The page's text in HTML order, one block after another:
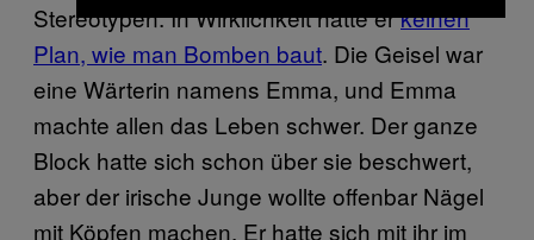
Stereotypen. In Wirklichkeit hatte erkeinen
Plan, wie man Bomben baut. Die Geisel war
eine Wärterin namens Emma, und Emma
machte allen das Leben schwer. Der ganze
Block hatte sich schon über sie beschwert,
aber der irische Junge wollte offenbar Nägel
mit Köpfen machen. Er hatte sich mit ihr im